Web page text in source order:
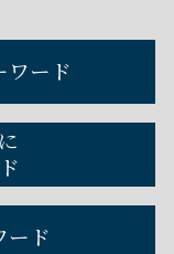
ワード
ード